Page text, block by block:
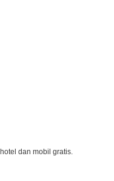
dan mobil gratis.